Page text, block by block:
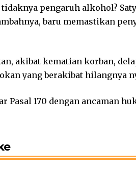
pengaruh alkohol?
baru memastikan
akibat kematian korban,
yang berakibat hilangnya
Pasal 170 dengan ancaman